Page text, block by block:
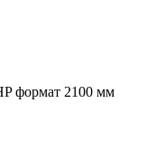
формат 2100 мм